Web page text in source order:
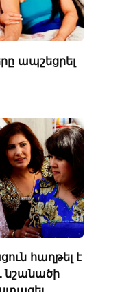
ապշեցրել
հաղթել է
նշանածի